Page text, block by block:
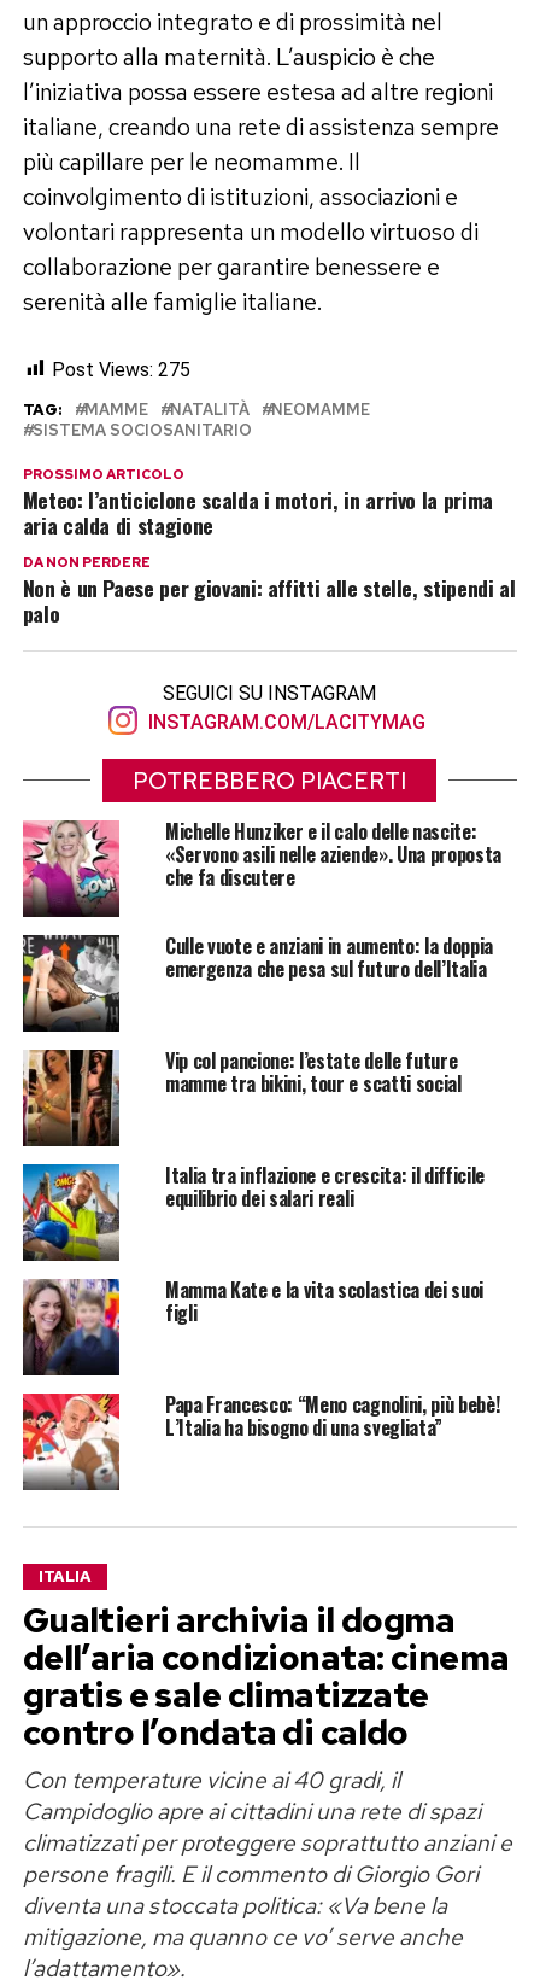
un approccio integrato e di prossimità nel
supporto alla maternità. L’auspicio è che
l’iniziativa possa essere estesa ad altre regioni
italiane, creando una rete di assistenza sempre
più capillare per le neomamme. Il
coinvolgimento di istituzioni, associazioni e
volontari rappresenta un modello virtuoso di
collaborazione per garantire benessere e
serenità alle famiglie italiane.
Post Views: 275
TAG: MAMME NATALITÀ
NEOMAMME
SISTEMA SOCIOSANITARIO
PROSSIMO ARTICOLO
Meteo: l’anticiclone scalda i motori, in arrivo la prima
aria calda di stagione
DA NON PERDERE
Non è un Paese per giovani: affitti alle stelle, stipendi al
palo
SEGUICI SU INSTAGRAM
INSTAGRAM.COM/LACITYMAG
POTREBBERO PIACERTI
Michelle Hunziker e il calo delle nascite:
«Servono asili nelle aziende». Una proposta
che fa discutere
Culle vuote e anziani in aumento: la doppia
emergenza che pesa sul futuro dell’Italia
Vip col pancione: l’estate delle future
mamme tra bikini, tour e scatti social
Italia tra inflazione e crescita: il difficile
equilibrio dei salari reali
Mamma Kate e la vita scolastica dei suoi
figli
Papa Francesco: “Meno cagnolini, più bebè!
L’Italia ha bisogno di una svegliata”
ITALIA
Gualtieri archivia il dogma
dell’aria condizionata: cinema
gratis e sale climatizzate
contro l’ondata di caldo
Con temperature vicine ai 40 gradi, il
Campidoglio apre ai cittadini una rete di spazi
climatizzati per proteggere soprattutto anziani e
persone fragili. E il commento di Giorgio Gori
diventa una stoccata politica: «Va bene la
mitigazione, ma quanno ce vo’ serve anche
l’adattamento».